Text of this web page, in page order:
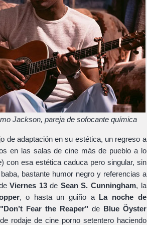
Jackson, pareja de sofocante química
de adaptación en su estética, un regreso a
en las salas de cine más de pueblo a lo
) con esa estética caduca pero singular, sin
bastante humor negro y referencias a
Viernes 13de Sean S. Cunningham, la
, o hasta un guiño a La noche de
"Don’t Fear the Reaper" de Blue Öyster
rodaje de cine porno setentero haciendo